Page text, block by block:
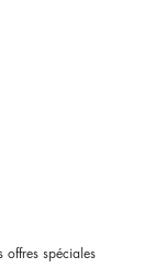
offres spéciales